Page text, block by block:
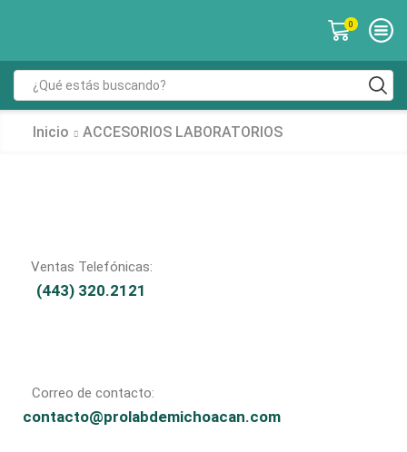
0
Inicio ACCESORIOS LABORATORIOS
Ventas Telefónicas:
(443) 320.2121
Correo de contacto:
contacto@prolabdemichoacan.com